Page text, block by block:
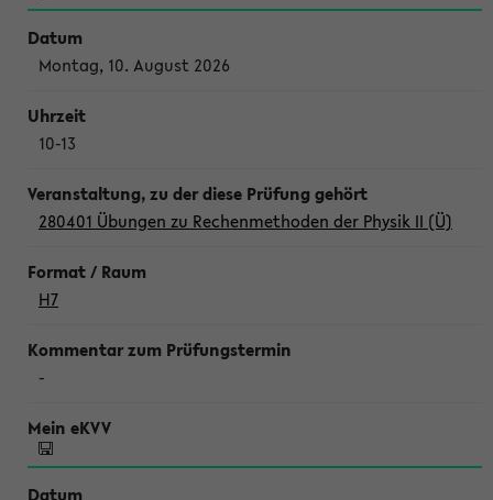
Montag, 10. August 2026
10-13
280401 Übungen zu Rechenmethoden der Physik II (Ü)
H7
-